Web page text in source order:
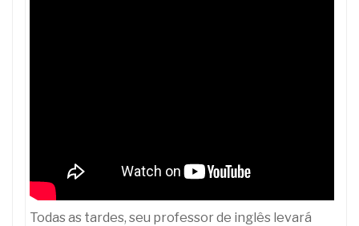
Todas as tardes, seu professor de inglês levará